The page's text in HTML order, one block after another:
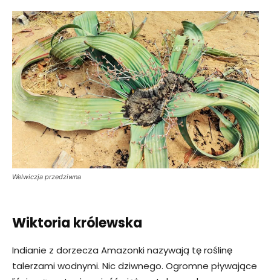
Welwiczja przedziwna
Wiktoria królewska
Indianie z dorzecza Amazonki nazywają tę roślinę
talerzami wodnymi. Nic dziwnego. Ogromne pływające